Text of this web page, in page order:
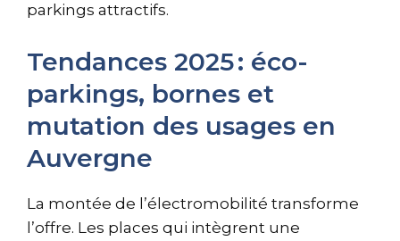
parkings attractifs.
Tendances 2025 : éco-
parkings, bornes et
mutation des usages en
Auvergne
La montée de l’électromobilité transforme
l’offre. Les places qui intègrent une